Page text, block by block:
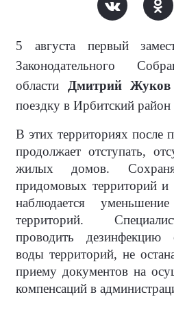
5 августа первый
Законодательного
области
Дмитрий Жуков
поездку в Ирбитский
В этих территориях после
продолжает отступать,
жилых домов.
придомовых территорий и
наблюдается
территорий.
проводить дезинфекцию
воды территорий, не
приему документов на
компенсаций в